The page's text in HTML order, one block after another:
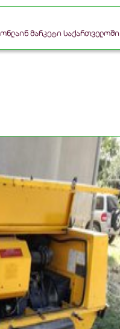
ონლაინ მარკეტი საქართველოში